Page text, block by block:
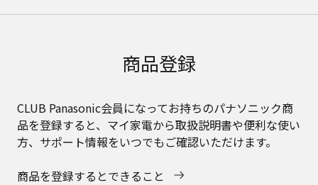
商品登録
CLUB Panasonic会員になってお持ちのパナソニック商
品を登録すると、マイ家電から取扱説明書や便利な使い
方、サポート情報をいつでもご確認いただけます。
商品を登録するとできること